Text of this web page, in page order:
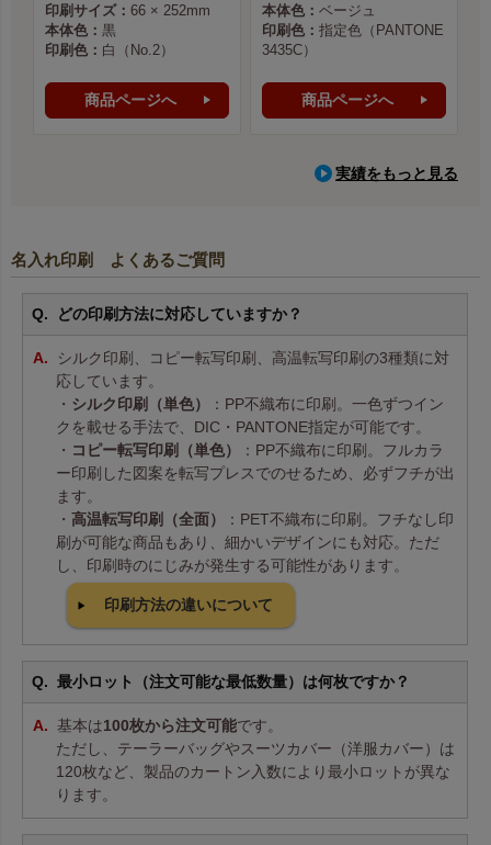
印刷サイズ： 66 × 252mm
本体色： 黒
印刷色： 白（No.2）
商品ページへ
本体色： ベージュ
印刷色： 指定色（PANTONE
3435C）
商品ページへ
実績をもっと見る
名入れ印刷 よくあるご質問
どの印刷方法に対応していますか？
シルク印刷、コピー転写印刷、高温転写印刷の3種類に対
応しています。
・ シルク印刷（単色）
：PP不織布に印刷。一色ずつイン
クを載せる手法で、DIC・PANTONE指定が可能です。
・ コピー転写印刷（単色）
：PP不織布に印刷。フルカラ
ー印刷した図案を転写プレスでのせるため、必ずフチが出
ます。
・ 高温転写印刷（全面）
：PET不織布に印刷。フチなし印
刷が可能な商品もあり、細かいデザインにも対応。ただ
し、印刷時のにじみが発生する可能性があります。
印刷方法の違いについて
最小ロット（注文可能な最低数量）は何枚ですか？
基本は100枚から注文可能です。
ただし、テーラーバッグやスーツカバー（洋服カバー）は
120枚など、製品のカートン入数により最小ロットが異な
ります。